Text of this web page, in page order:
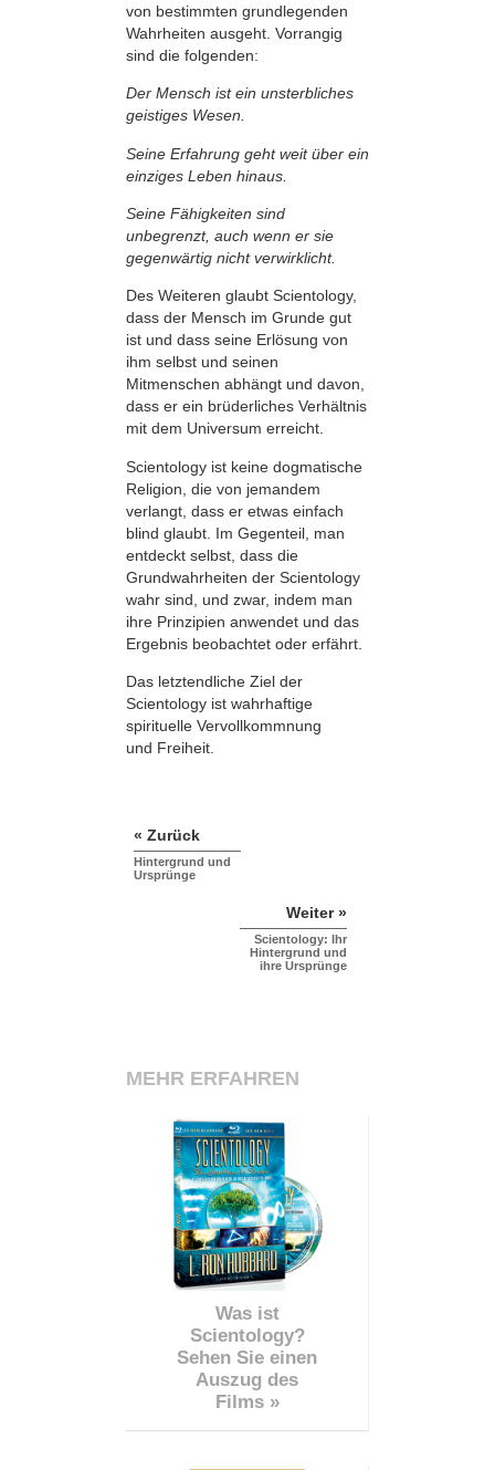
von bestimmten grundlegenden
Wahrheiten ausgeht. Vorrangig
sind die folgenden:
Der Mensch ist ein unsterbliches
geistiges Wesen.
Seine Erfahrung geht weit über ein
einziges Leben hinaus.
Seine Fähigkeiten sind
unbegrenzt, auch wenn er sie
gegenwärtig nicht verwirklicht.
Des Weiteren glaubt Scientology,
dass der Mensch im Grunde gut
ist und dass seine Erlösung von
ihm selbst und seinen
Mitmenschen abhängt und davon,
dass er ein brüderliches Verhältnis
mit dem Universum erreicht.
Scientology ist keine dogmatische
Religion, die von jemandem
verlangt, dass er etwas einfach
blind glaubt. Im Gegenteil, man
entdeckt selbst, dass die
Grundwahrheiten der Scientology
wahr sind, und zwar, indem man
ihre Prinzipien anwendet und das
Ergebnis beobachtet oder erfährt.
Das letztendliche Ziel der
Scientology ist wahrhaftige
spirituelle Vervollkommnung
und Freiheit.
« Zurück
Hintergrund und
Ursprünge
Weiter »
Scientology: Ihr
Hintergrund und
ihre Ursprünge
MEHR ERFAHREN
Was ist
Scientology?
Sehen Sie einen
Auszug des
Films »